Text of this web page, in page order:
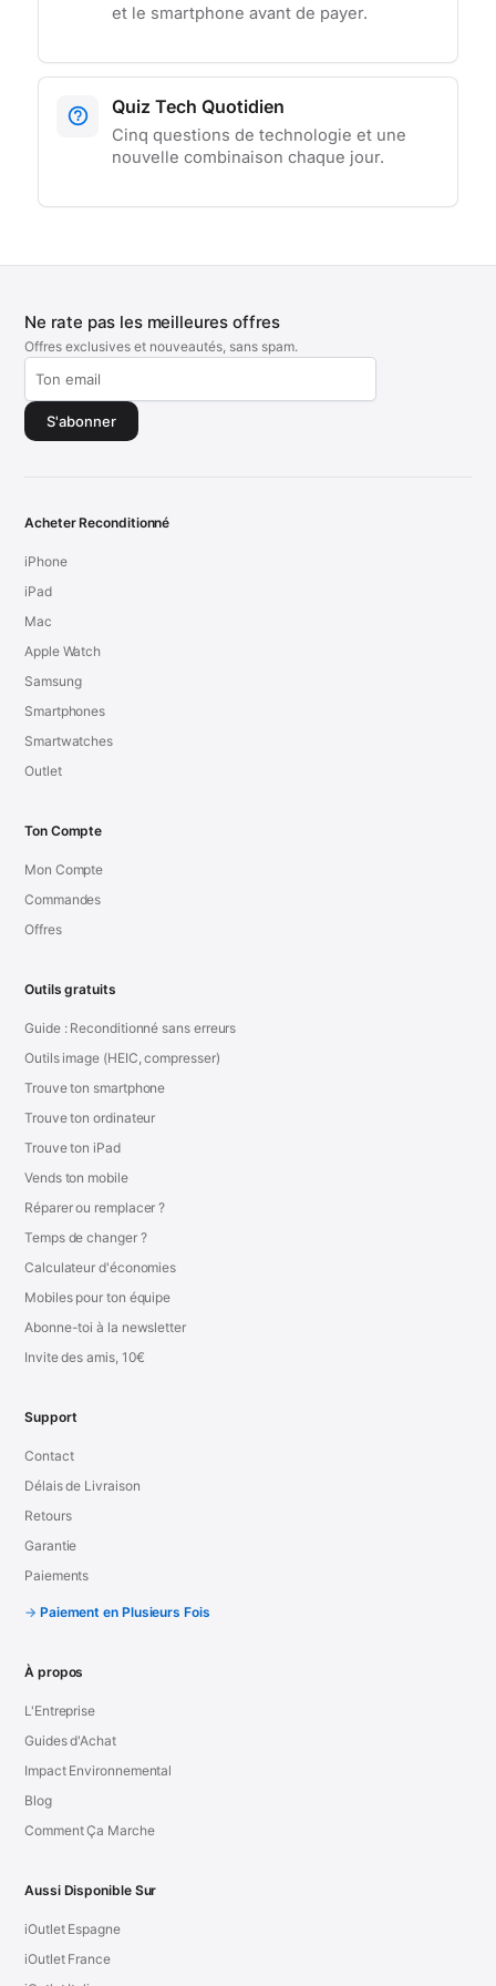
et le smartphone avant de payer.
Quiz Tech Quotidien
Cinq questions de technologie et une
nouvelle combinaison chaque jour.
Ne rate pas les meilleures offres
Offres exclusives et nouveautés, sans spam.
S'abonner
Acheter Reconditionné
iPhone
iPad
Mac
Apple Watch
Samsung
Smartphones
Smartwatches
Outlet
Ton Compte
Mon Compte
Commandes
Offres
Outils gratuits
Guide : Reconditionné sans erreurs
Outils image (HEIC, compresser)
Trouve ton smartphone
Trouve ton ordinateur
Trouve ton iPad
Vends ton mobile
Réparer ou remplacer ?
Temps de changer ?
Calculateur d'économies
Mobiles pour ton équipe
Abonne-toi à la newsletter
Invite des amis, 10€
Support
Contact
Délais de Livraison
Retours
Garantie
Paiements
Paiement en Plusieurs Fois
À propos
L'Entreprise
Guides d'Achat
Impact Environnemental
Blog
Comment Ça Marche
Aussi Disponible Sur
iOutlet Espagne
iOutlet France